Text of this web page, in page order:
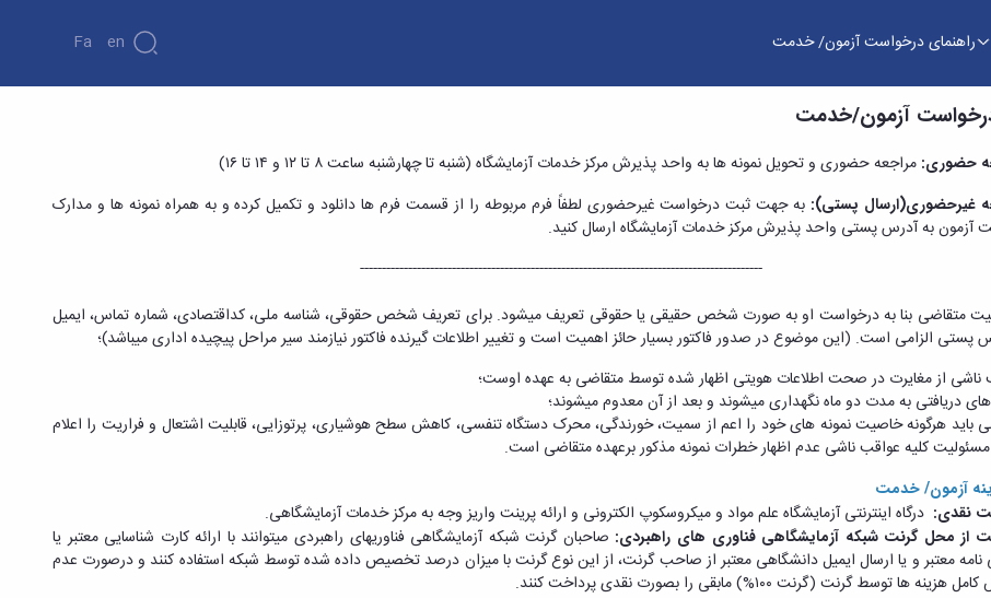
راهنمای درخواست آزمون/ خدمت Fa En
و میکروسکوپ الکترونی
آزمون/خدمت
حضوری: مراجعه حضوری و تحویل نمونه ها به واحد پذیرش مرکز خدمات آزمایشگاه (شنبه تا چهارشنبه ساعت ۸ تا ۱۲ و ۱۴ تا ۱۶)
غیرحضوری(ارسال پستی): به جهت ثبت درخواست غیرحضوری لطفاً فرم مربوطه را از قسمت فرم ها دانلود و تکمیل کرده و به همراه نمونه ها و مدارک
آزمون به آدرس پستی واحد پذیرش مرکز خدمات آزمایشگاه ارسال کنید.
--------------------------------------------------------------------------------------------
متقاضی بنا به درخواست او به صورت شخص حقیقی یا حقوقی تعریف می­شود. برای تعریف شخص حقوقی، شناسه ملی، کداقتصادی، شماره تماس، ایمیل
پستی الزامی است. (این موضوع در صدور فاکتور بسیار حائز اهمیت است و تغییر اطلاعات گیرنده فاکتور نیازمند سیر مراحل پیچیده اداری می­باشد)؛
ناشی از مغایرت در صحت اطلاعات هویتی اظهار شده توسط متقاضی به عهده اوست؛
های دریافتی به مدت دو ماه نگهداری می­شوند و بعد از آن معدوم می­شوند؛
باید هرگونه خاصیت نمونه­ های خود را اعم از سمیت، خورندگی، محرک دستگاه تنفسی، کاهش سطح هوشیاری، پرتوزایی، قابلیت اشتعال و فراریت را اعلام
کلیه عواقب ناشی عدم اظهار خطرات نمونه مذکور برعهده متقاضی است.
آزمون/ خدمت
نقدی: ​​​​​​​ درگاه اینترنتی آزمایشگاه علم مواد و میکروسکوپ الکترونی و ارائه پرینت واریز وجه به مرکز خدمات آزمایشگاهی.
از محل گرنت شبکه آزمایشگاهی فناوری های راهبردی: صاحبان گرنت شبکه آزمایشگاهی فناوری­های راهبردی می­توانند با ارائه کارت شناسایی معتبر یا
نامه معتبر و یا ارسال ایمیل دانشگاهی معتبر از صاحب گرنت، از این نوع گرنت با میزان درصد تخصیص داده شده توسط شبکه استفاده کنند و درصورت عدم
ها توسط گرنت (گرنت ۱۰۰%) مابقی را بصورت نقدی پرداخت کنند.